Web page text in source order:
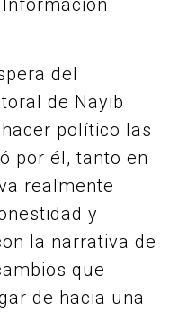
del
de Nayib
político las
por él, tanto en
realmente
y
la narrativa de
que
de hacia una